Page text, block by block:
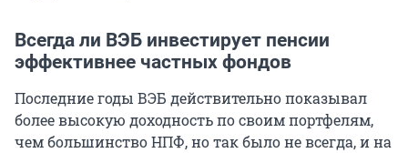
Всегда ли ВЭБ инвестирует пенсии
эффективнее частных фондов
Последние годы ВЭБ действительно показывал
более высокую доходность по своим портфелям,
чем большинство НПФ, но так было не всегда, и на